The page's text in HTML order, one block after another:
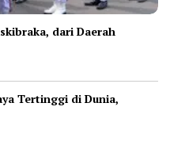
dari Daerah
Tertinggi di Dunia,